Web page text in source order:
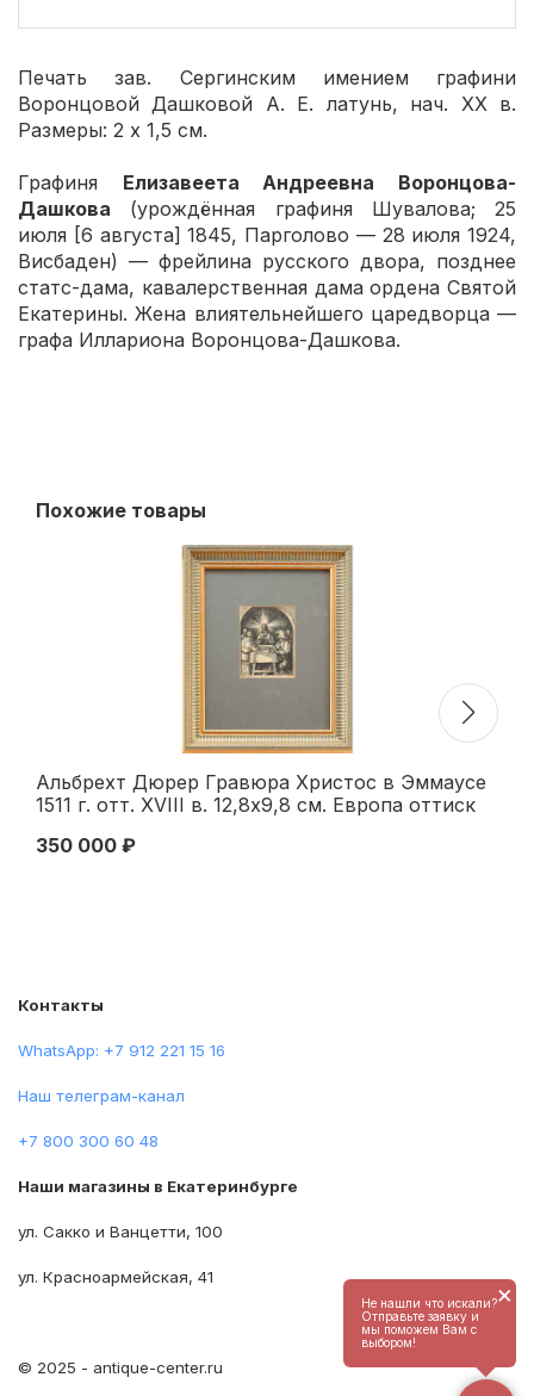
Печать зав. Сергинским имением графини
Воронцовой Дашковой А. Е. латунь, нач. ХХ в.
Размеры: 2 х 1,5 см.
Графиня Елизавеета Андреевна Воронцова-
Дашкова (урождённая графиня Шувалова; 25
июля [6 августа] 1845, Парголово — 28 июля 1924,
Висбаден) — фрейлина русского двора, позднее
статс-дама, кавалерственная дама ордена Святой
Екатерины. Жена влиятельнейшего царедворца —
графа Иллариона Воронцова-Дашкова.
Похожие товары
Альбрехт Дюрер Гравюра Христос в Эммаусе
1511 г. отт. XVIII в. 12,8x9,8 см. Европа оттиск
350 000 ₽
Контакты
WhatsApp: +7 912 221 15 16
Наш телеграм-канал
+7 800 300 60 48
Наши магазины в Екатеринбурге
ул. Сакко и Ванцетти, 100
ул. Красноармейская, 41
© 2025 - antique-center.ru
Не нашли что искали?
Отправьте заявку и
мы поможем Вам с
выбором!
×